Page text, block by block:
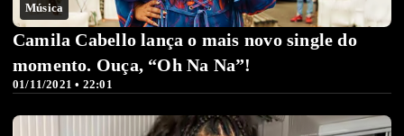
Música
01/11/2021 • 22:01
Camila Cabello lança o mais novo single do
momento. Ouça, “Oh Na Na”!